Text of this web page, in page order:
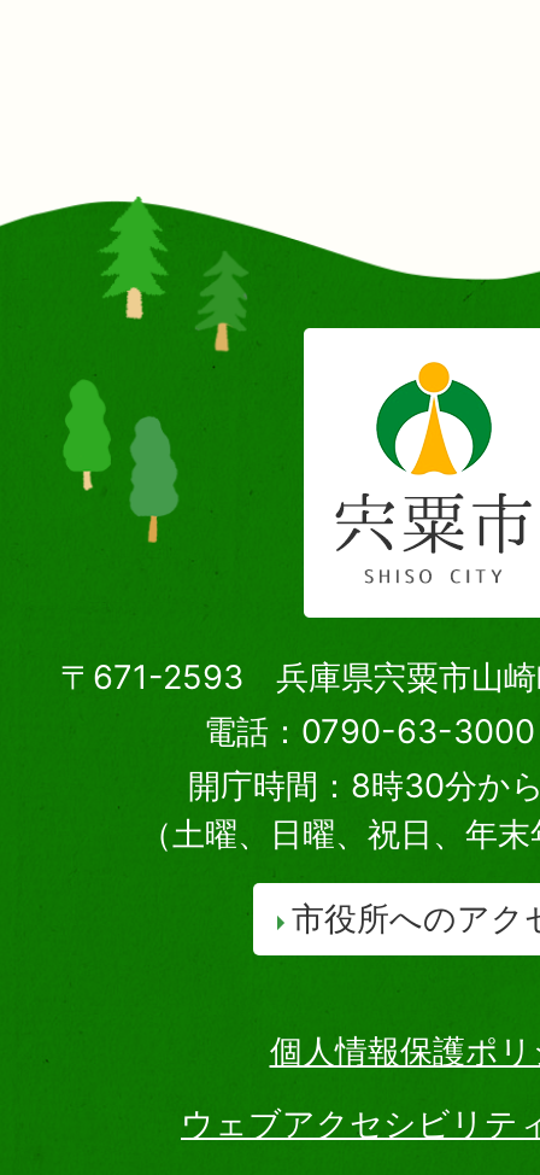
〒671-2593 兵庫県宍粟市山崎
電話：0790-63-3000
開庁時間：8時30分か
（土曜、日曜、祝日、年
市役所へのアク
個人情報保護ポ
ウェブアクセシビリテ